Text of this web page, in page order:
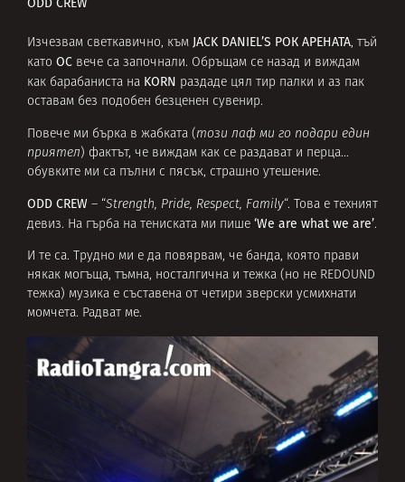
ODD CREW
Изчезвам светкавично, към JACK DANIEL’S РОК АРЕНАТА, тъй
като OC вече са започнали. Обръщам се назад и виждам
как барабаниста на KORN раздаде цял тир палки и аз пак
оставам без подобен безценен сувенир.
Повече ми бърка в жабката ( този лаф ми го подари един
приятел) фактът, че виждам как се раздават и перца…
обувките ми са пълни с пясък, страшно утешение.
ODD CREW – “Strength, Pride, Respect, Family“. Това е техният
девиз. На гърба на тениската ми пише ‘We are what we are’.
И те са. Трудно ми е да повярвам, че банда, която прави
някак могъща, тъмна, носталгична и тежка (но не REDOUND
тежка) музика е съставена от четири зверски усмихнати
момчета. Радват ме.